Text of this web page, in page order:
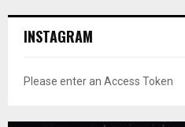
INSTAGRAM
Please enter an Access Token